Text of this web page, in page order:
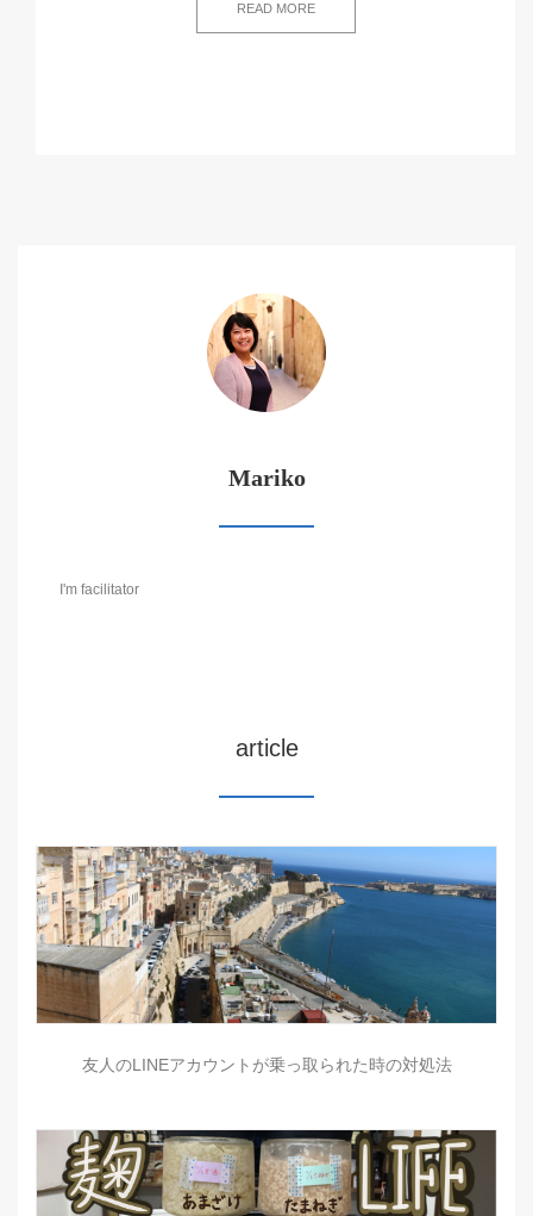
READ MORE
Mariko
I'm facilitator
article
友人のLINEアカウントが乗っ取られた時の対処法